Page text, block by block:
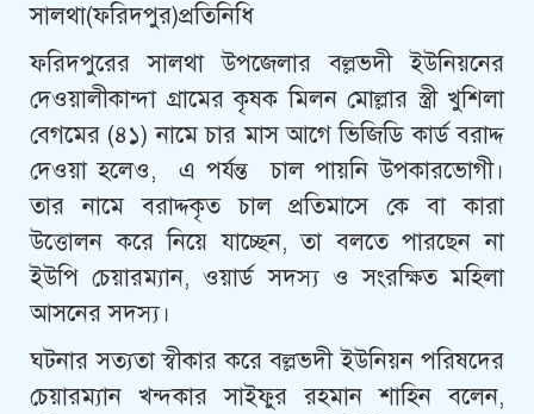
সালথা(ফরিদপুর)প্রতিনিধি
ফরিদপুরের সালথা উপজেলার বল্লভদী ইউনিয়নের
দেওয়ালীকান্দা গ্রামের কৃষক মিলন মোল্লার স্ত্রী খুশিলা
বেগমের (৪১) নামে চার মাস আগে ভিজিডি কার্ড বরাদ্দ
দেওয়া হলেও, এ পর্যন্ত চাল পায়নি উপকারভোগী।
তার নামে বরাদ্দকৃত চাল প্রতিমাসে কে বা কারা
উত্তোলন করে নিয়ে যাচ্ছেন, তা বলতে পারছেন না
ইউপি চেয়ারম্যান, ওয়ার্ড সদস্য ও সংরক্ষিত মহিলা
আসনের সদস্য।
ঘটনার সত্যতা স্বীকার করে বল্লভদী ইউনিয়ন পরিষদের
চেয়ারম্যান খন্দকার সাইফুর রহমান শাহিন বলেন,